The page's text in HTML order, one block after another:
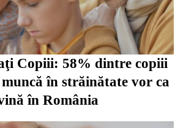
Copiii: 58% dintre copiii
în străinătate vor ca
în România